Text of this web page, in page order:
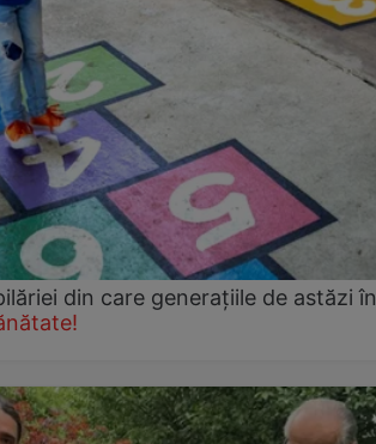
din care generațiile de astăzi